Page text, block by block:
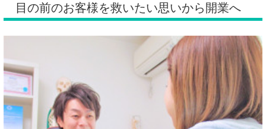
目の前のお客様を救いたい思いから開業へ